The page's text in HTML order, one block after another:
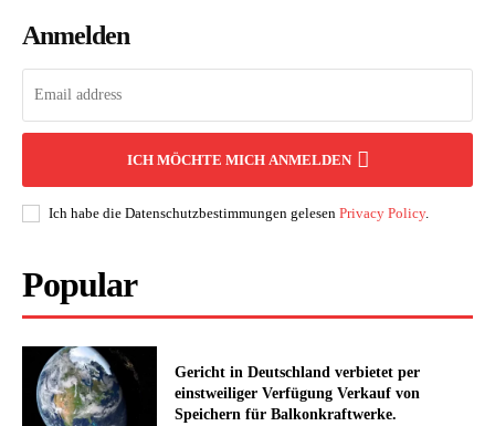
Anmelden
ICH MÖCHTE MICH ANMELDEN
Ich habe die Datenschutzbestimmungen gelesen Privacy Policy.
Popular
Gericht in Deutschland verbietet per
einstweiliger Verfügung Verkauf von
Speichern für Balkonkraftwerke.